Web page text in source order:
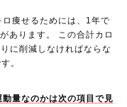
痩せるためには、1年で
あります。 この合計カロ
に削減しなければならな
。
量なのかは次の項目で見